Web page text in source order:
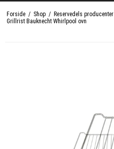
Forside / Shop / Reservedels producenter
Grillrist Bauknecht Whirlpool ovn